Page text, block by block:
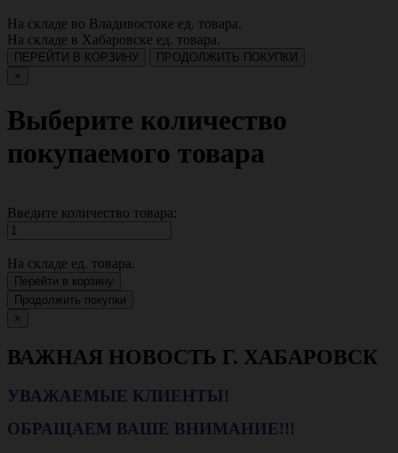
На складе во Владивостоке ед. товара.
На складе в Хабаровске ед. товара.
ПЕРЕЙТИ В КОРЗИНУ
ПРОДОЛЖИТЬ ПОКУПКИ
×
Выберите количество
покупаемого товара
Введите количество товара:
На складе ед. товара.
Перейти в корзину
Продолжить покупки
×
ВАЖНАЯ НОВОСТЬ Г. ХАБАРОВСК
УВАЖАЕМЫЕ КЛИЕНТЫ!
ОБРАЩАЕМ ВАШЕ ВНИМАНИЕ!!!